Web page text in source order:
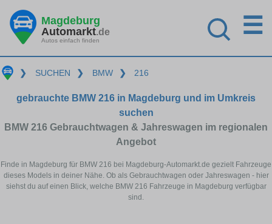
Magdeburg
Automarkt.de
Autos einfach finden
☰
❯ SUCHEN ❯ BMW ❯ 216
gebrauchte BMW 216 in Magdeburg und im Umkreis
suchen
BMW 216 Gebrauchtwagen & Jahreswagen im regionalen
Angebot
Finde in Magdeburg für BMW 216 bei Magdeburg-Automarkt.de gezielt Fahrzeuge
dieses Models in deiner Nähe. Ob als Gebrauchtwagen oder Jahreswagen - hier
siehst du auf einen Blick, welche BMW 216 Fahrzeuge in Magdeburg verfügbar
sind.